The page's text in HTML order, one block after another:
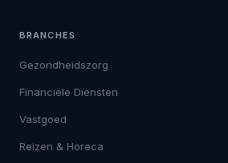
BRANCHES
Gezondheidszorg
Financiële Diensten
Vastgoed
Reizen & Horeca